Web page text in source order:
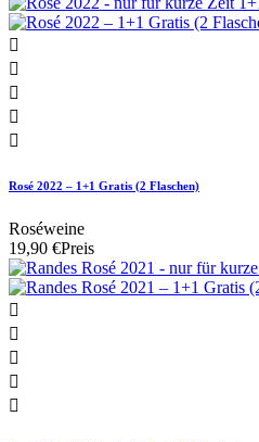





Rosé 2022 – 1+1 Gratis (2 Flaschen)
Roséweine
19,90 €Preis




